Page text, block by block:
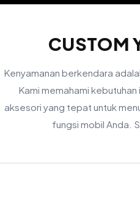
CUSTOM
Kenyamanan berkendara
Kami memahami
aksesori yang tepat untuk
fungsi mobil Anda.